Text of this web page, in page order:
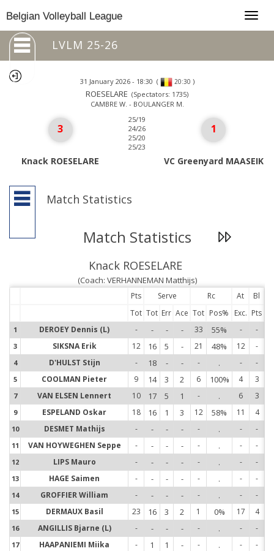
Belgian Volleyball League
LVLM 25-26
31 January 2026 - 18:30 ( 20:30 )
ROESELARE (Spectators: 1735)
CAMBRE W. - BOULANGER M.
3
Knack ROESELARE
25/19
24/26
25/20
25/23
1
VC Greenyard MAASEIK
Match Statistics
Match Statistics
Knack ROESELARE
(Coach: VERHANNEMAN Matthijs)
Pts Serve Rc At
Bl
Tot Tot Err Ace Tot Pos% Exc. Pts
1 DEROEY Dennis (L) - - - - 33 55% - -
3 SIKSNA Erik 12 16 5 - 21 48% 12 -
4 D'HULST Stijn - 18 - - - . - -
5 COOLMAN Pieter 9 14 3 2 6 100% 4 3
7 VAN ELSEN Lennert 10 17 5 1 - . 6 3
9 ESPELAND Oskar 18 16 1 3 12 58% 11 4
10 DESMET Mathijs - - - - - . - -
11 VAN HOYWEGHEN Seppe - - - - - . - -
12 LIPS Mauro - - - - - . - -
13 HAGE Saimen - - - - - . - -
14 GROFFIER William - - - - - . - -
15 DERMAUX Basil 23 16 3 2 1 0% 17 4
16 ANGILLIS Bjarne (L) - - - - - . - -
17 HAAPANIEMI Miika - 1 1 - - . -
-